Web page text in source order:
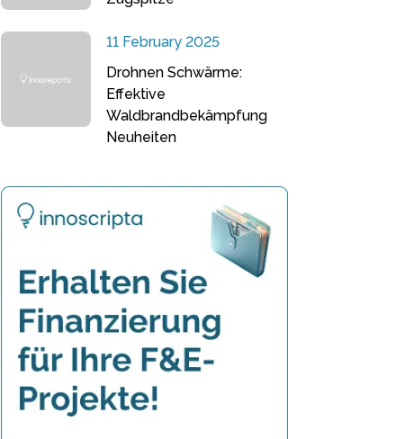
11 February 2025
Drohnen Schwärme:
Effektive
Waldbrandbekämpfung
Neuheiten